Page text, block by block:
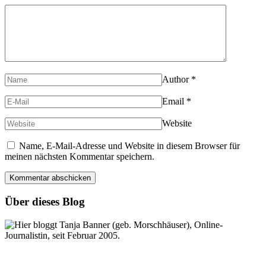
Author *
Email *
Website
Name, E-Mail-Adresse und Website in diesem Browser für
meinen nächsten Kommentar speichern.
Über dieses Blog
Hier bloggt Tanja Banner (geb. Morschhäuser), Online-
Journalistin, seit Februar 2005.